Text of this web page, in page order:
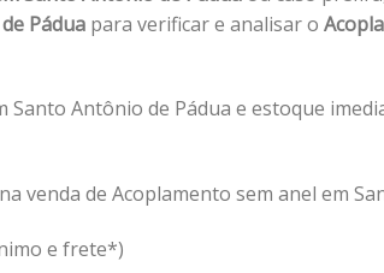
Pádua para verificar e analisar o
Antônio de Pádua e estoque
venda de Acoplamento sem anel em
e frete*)